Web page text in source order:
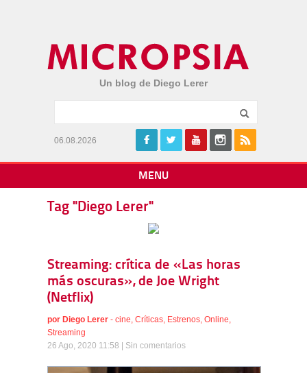
Un blog de Diego Lerer
06.08.2026
MENU
Tag "Diego Lerer"
Streaming: crítica de «Las horas
más oscuras», de Joe Wright
(Netflix)
por Diego Lerer - cine, Críticas, Estrenos, Online,
Streaming
26 Ago, 2020 11:58 | Sin comentarios